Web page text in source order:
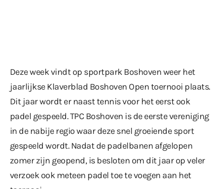
Deze week vindt op sportpark Boshoven weer het
jaarlijkse Klaverblad Boshoven Open toernooi plaats.
Dit jaar wordt er naast tennis voor het eerst ook
padel gespeeld. TPC Boshoven is de eerste vereniging
in de nabije regio waar deze snel groeiende sport
gespeeld wordt. Nadat de padelbanen afgelopen
zomer zijn geopend, is besloten om dit jaar op veler
verzoek ook meteen padel toe te voegen aan het